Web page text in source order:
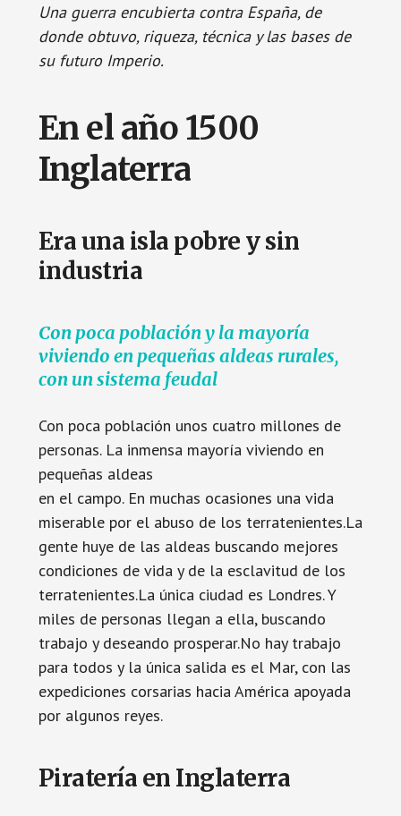
Una guerra encubierta contra España, de
donde obtuvo, riqueza, técnica y las bases de
su futuro Imperio.
En el año 1500
Inglaterra
Era una isla pobre y sin
industria
Con poca población y la mayoría
viviendo en pequeñas aldeas rurales,
con un sistema feudal
Con poca población unos cuatro millones de
personas. La inmensa mayoría viviendo en
pequeñas aldeas
en el campo. En muchas ocasiones una vida
miserable por el abuso de los terratenientes.La
gente huye de las aldeas buscando mejores
condiciones de vida y de la esclavitud de los
terratenientes.La única ciudad es Londres. Y
miles de personas llegan a ella, buscando
trabajo y deseando prosperar.No hay trabajo
para todos y la única salida es el Mar, con las
expediciones corsarias hacia América apoyada
por algunos reyes.
Piratería en Inglaterra